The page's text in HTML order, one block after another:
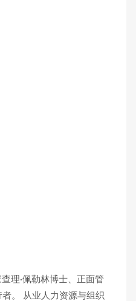
理·佩勒林博士、正面管
者。 从业人力资源与组织